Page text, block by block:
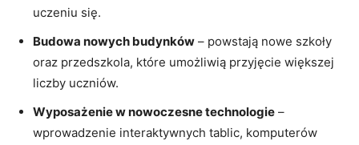
uczeniu się.
Budowa nowych budynków – powstają nowe szkoły
oraz przedszkola, które umożliwią przyjęcie większej
liczby uczniów.
Wyposażenie w nowoczesne technologie –
wprowadzenie interaktywnych tablic, komputerów